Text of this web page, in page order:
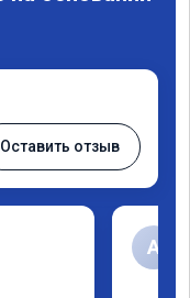
Оставить отзыв
А